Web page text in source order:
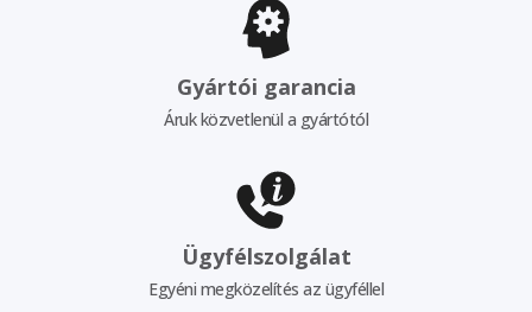
Gyártói garancia
Áruk közvetlenül a gyártótól
Ügyfélszolgálat
Egyéni megközelítés az ügyféllel